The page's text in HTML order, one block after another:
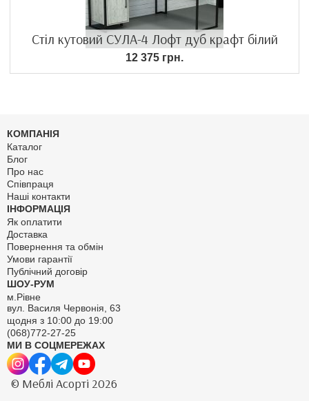
Стіл кутовий СУЛА-4 Лофт дуб крафт білий
12 375 грн.
КОМПАНІЯ
Каталог
Блог
Про нас
Співпраця
Наші контакти
ІНФОРМАЦІЯ
Як оплатити
Доставка
Повернення та обмін
Умови гарантії
Публічний договір
ШОУ-РУМ
м.Рівне
вул. Василя Червонія, 63
щодня з 10:00 до 19:00
(068)772-27-25
МИ В СОЦМЕРЕЖАХ
© Меблі Асорті 2026